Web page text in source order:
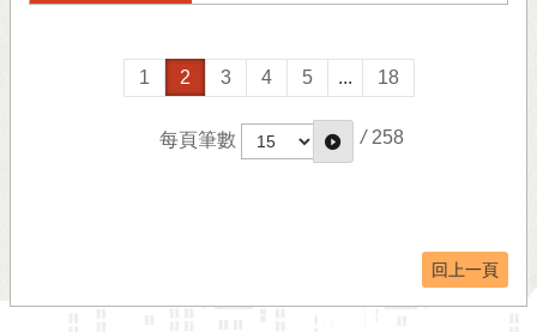
1 2 3 4 5 ... 18
每頁筆數 / 258
回上一頁